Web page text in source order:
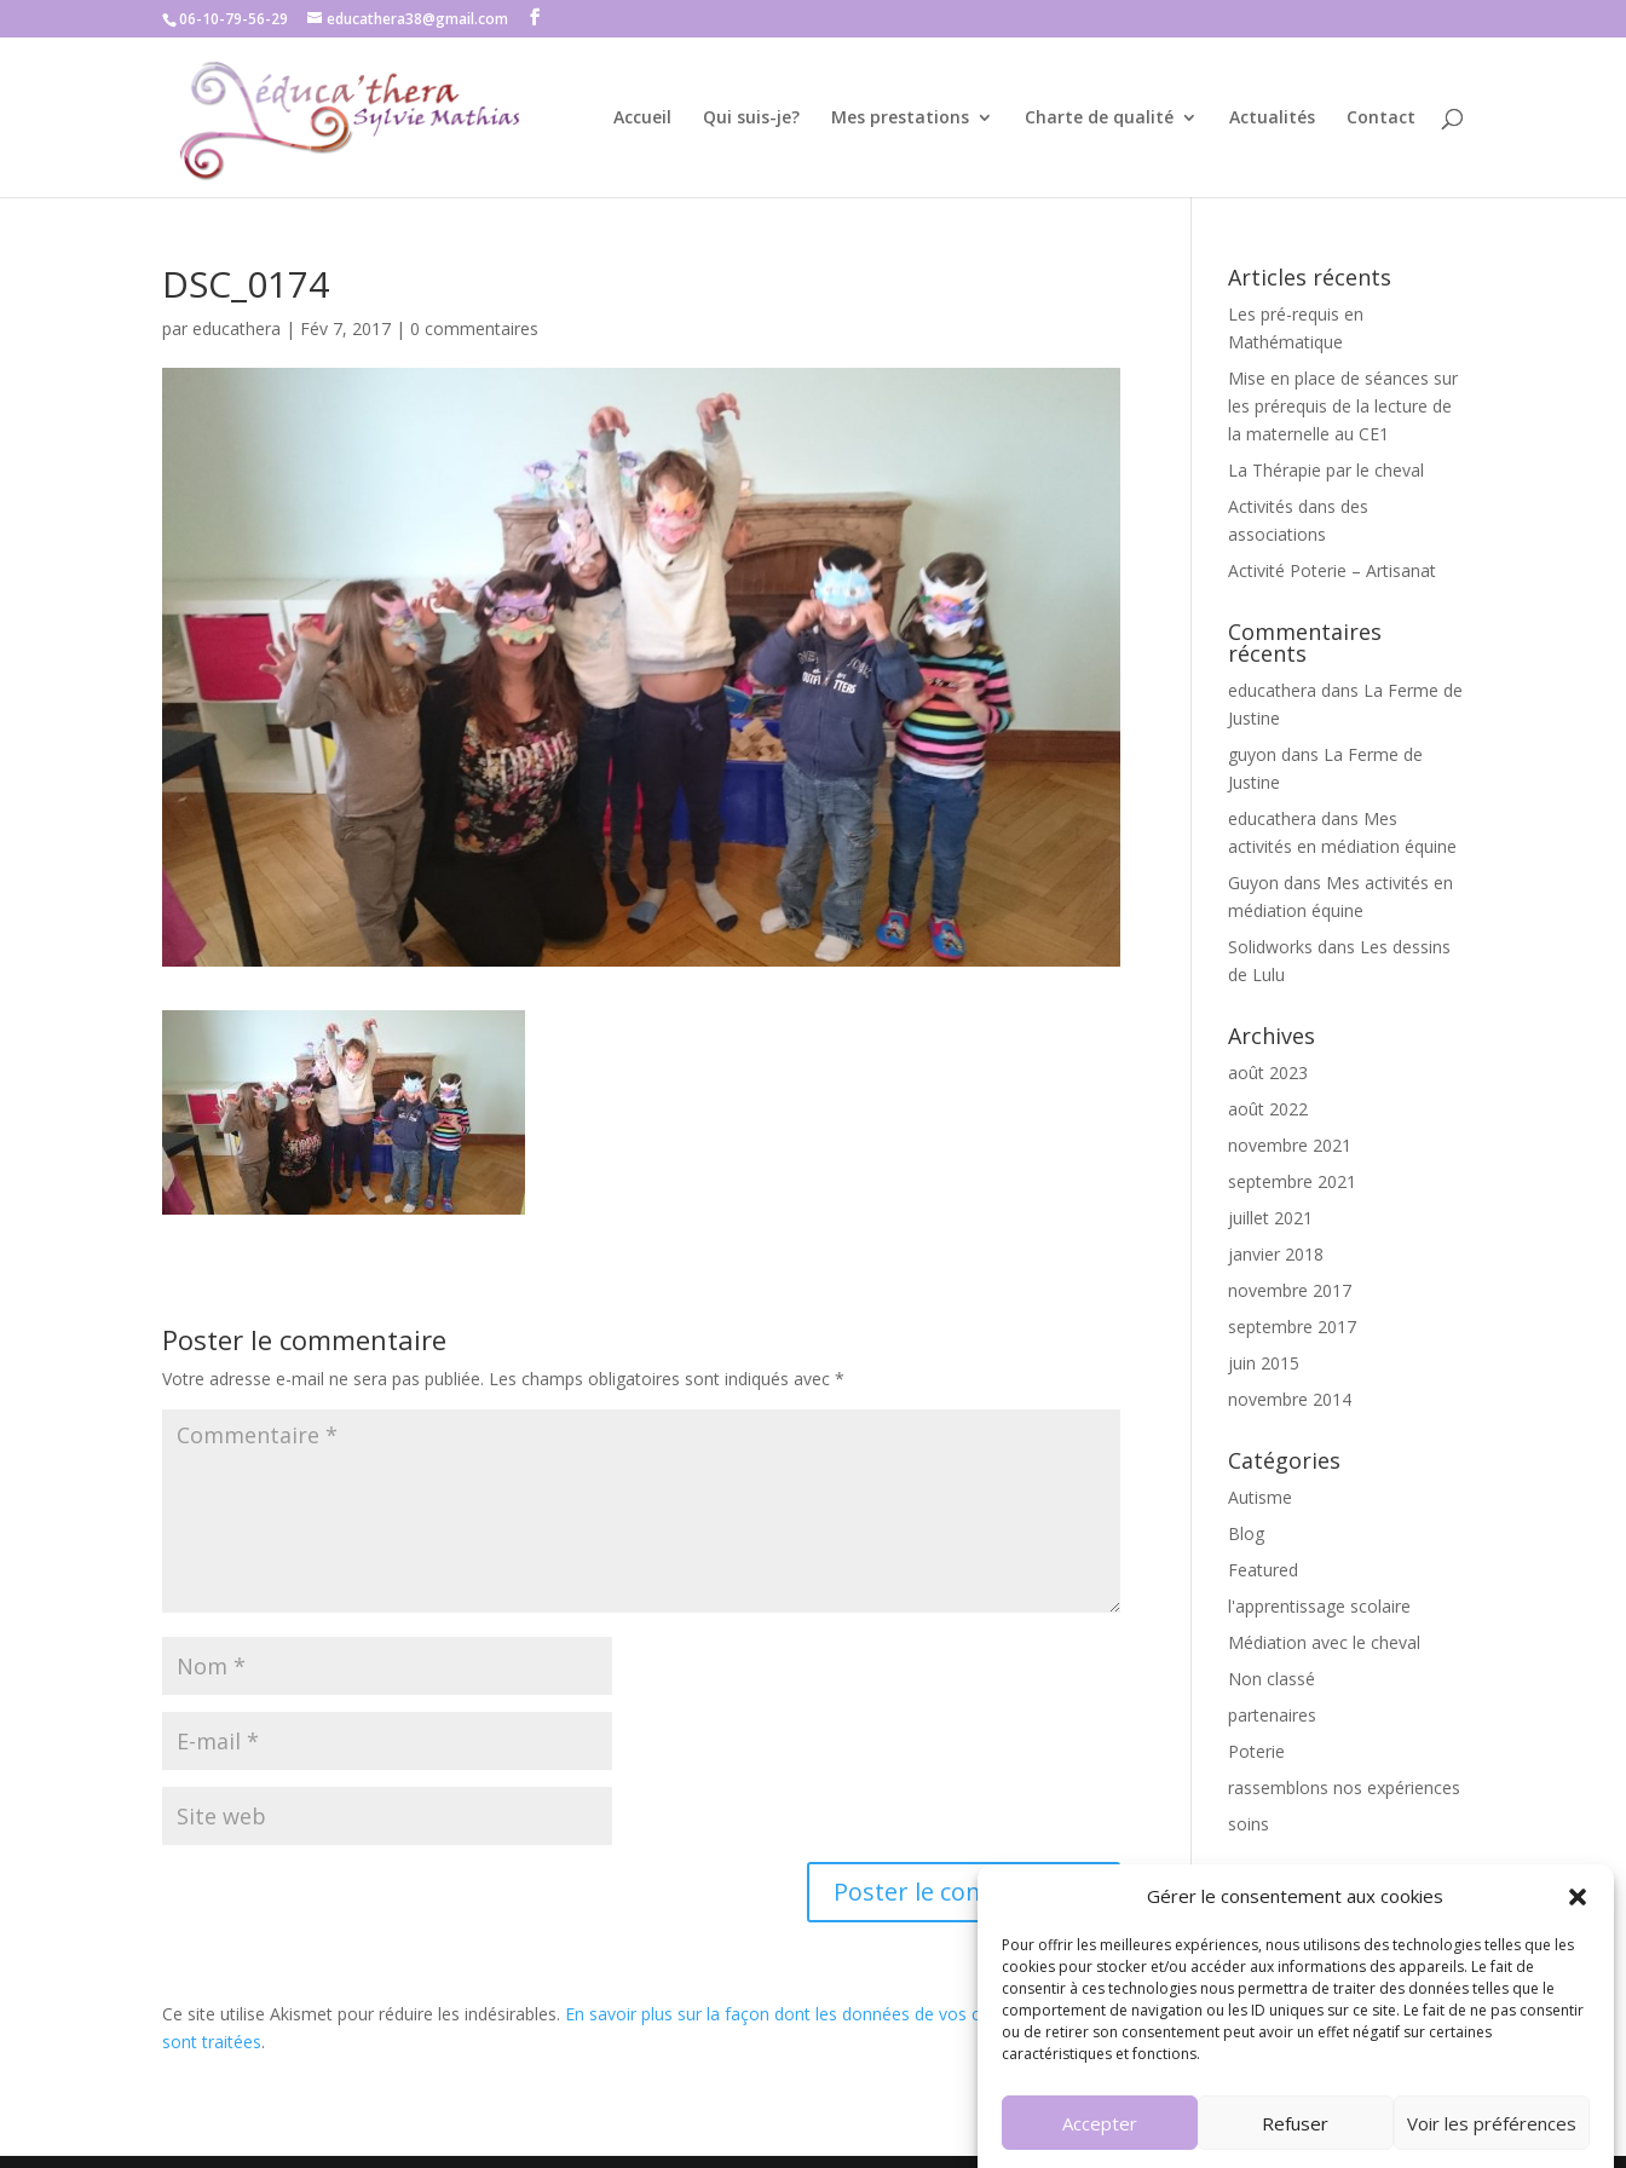
Gérer le consentement aux cookies
Pour offrir les meilleures expériences, nous utilisons des technologies telles que les
cookies pour stocker et/ou accéder aux informations des appareils. Le fait de
consentir à ces technologies nous permettra de traiter des données telles que le
comportement de navigation ou les ID uniques sur ce site. Le fait de ne pas consentir
ou de retirer son consentement peut avoir un effet négatif sur certaines
caractéristiques et fonctions.
Accepter Refuser Voir les préférences
06-10-79-56-29 educathera38@gmail.com
Accueil Qui suis-je? Mes prestations Charte de qualité Actualités Contact
DSC_0174
par educathera | Fév 7, 2017 | 0 commentaires
Poster le commentaire
Votre adresse e-mail ne sera pas publiée. Les champs obligatoires sont indiqués avec*
Ce site utilise Akismet pour réduire les indésirables. En savoir plus sur la façon dont les données de vos commentaires
sont traitées.
Articles récents
Les pré-requis en
Mathématique
Mise en place de séances sur
les prérequis de la lecture de
la maternelle au CE1
La Thérapie par le cheval
Activités dans des
associations
Activité Poterie – Artisanat
Commentaires
récents
educathera dans La Ferme de
Justine
guyon dans La Ferme de
Justine
educathera dans Mes
activités en médiation équine
Guyon dans Mes activités en
médiation équine
Solidworks dans Les dessins
de Lulu
Archives
août 2023
août 2022
novembre 2021
septembre 2021
juillet 2021
janvier 2018
novembre 2017
septembre 2017
juin 2015
novembre 2014
Catégories
Autisme
Blog
Featured
l'apprentissage scolaire
Médiation avec le cheval
Non classé
partenaires
Poterie
rassemblons nos expériences
soins